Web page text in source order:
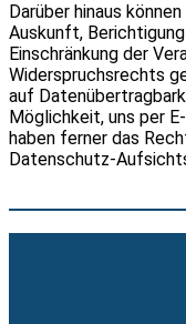
Darüber hinaus
Auskunft,
Einschränkung der
Widerspruchsrechts
auf
Möglichkeit, uns per
haben ferner das
Datenschutz-